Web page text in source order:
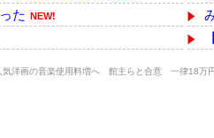
た NEW!
輩出した謎の界隈w...
球式ならず
気洋画の音楽使用料増へ 館主らと合意 一律18万